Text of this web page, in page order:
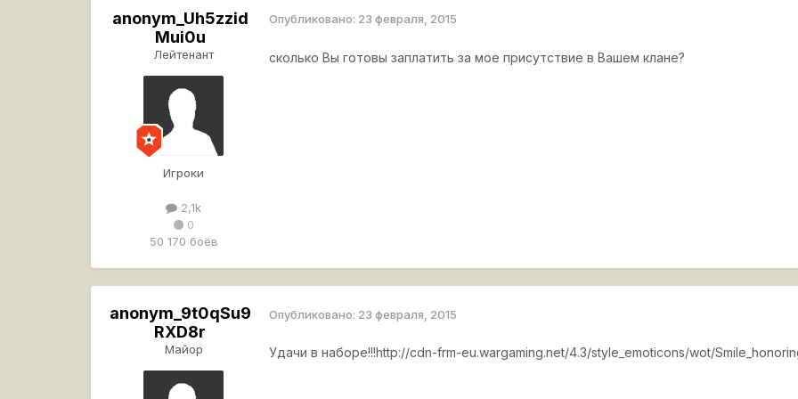
anonym_Uh5zzid
Mui0u
Лейтенант
Игроки
2,1k
0
50 170 боёв
Опубликовано: 23 февраля, 2015
сколько Вы готовы заплатить за мое присутствие в Вашем клане?
anonym_9t0qSu9
RXD8r
Майор
Опубликовано: 23 февраля, 2015
Удачи в наборе!!!http://cdn-frm-eu.wargaming.net/4.3/style_emoticons/wot/